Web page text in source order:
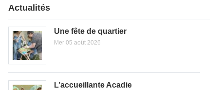
Actualités
Une fête de quartier
Mer 05 août 2026
L’accueillante Acadie